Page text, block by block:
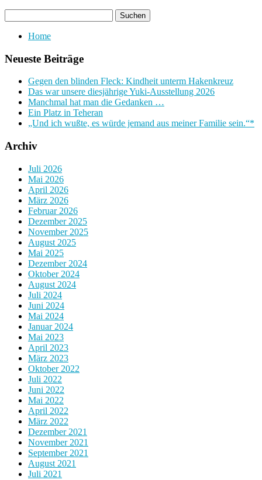
Home
Neueste Beiträge
Gegen den blinden Fleck: Kindheit unterm Hakenkreuz
Das war unsere diesjährige Yuki-Ausstellung 2026
Manchmal hat man die Gedanken …
Ein Platz in Teheran
„Und ich wußte, es würde jemand aus meiner Familie sein.“*
Archiv
Juli 2026
Mai 2026
April 2026
März 2026
Februar 2026
Dezember 2025
November 2025
August 2025
Mai 2025
Dezember 2024
Oktober 2024
August 2024
Juli 2024
Juni 2024
Mai 2024
Januar 2024
Mai 2023
April 2023
März 2023
Oktober 2022
Juli 2022
Juni 2022
Mai 2022
April 2022
März 2022
Dezember 2021
November 2021
September 2021
August 2021
Juli 2021